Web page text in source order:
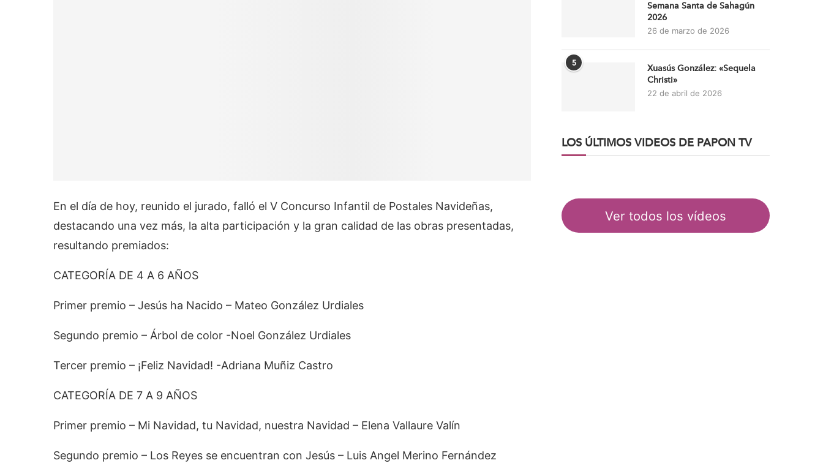
En el día de hoy, reunido el jurado, falló el V Concurso Infantil de Postales Navideñas,
destacando una vez más, la alta participación y la gran calidad de las obras presentadas,
resultando premiados:
CATEGORÍA DE 4 A 6 AÑOS
Primer premio – Jesús ha Nacido – Mateo González Urdiales
Segundo premio – Árbol de color -Noel González Urdiales
Tercer premio – ¡Feliz Navidad! -Adriana Muñiz Castro
CATEGORÍA DE 7 A 9 AÑOS
Primer premio – Mi Navidad, tu Navidad, nuestra Navidad – Elena Vallaure Valín
Segundo premio – Los Reyes se encuentran con Jesús – Luis Angel Merino Fernández
Semana Santa de Sahagún
2026
26 de marzo de 2026
5
Xuasús González: «Sequela
Christi»
22 de abril de 2026
LOS ÚLTIMOS VIDEOS DE PAPON TV
Ver todos los vídeos